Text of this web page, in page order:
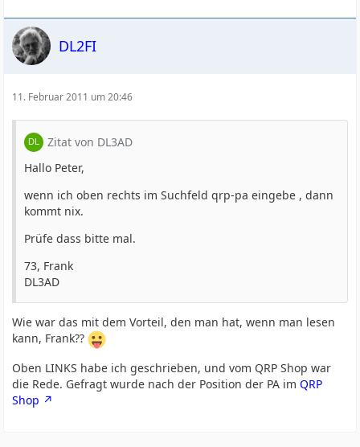
DL2FI
11. Februar 2011 um 20:46
Zitat von DL3AD
Hallo Peter,
wenn ich oben rechts im Suchfeld qrp-pa eingebe , dann
kommt nix.
Prüfe dass bitte mal.
73, Frank
DL3AD
Wie war das mit dem Vorteil, den man hat, wenn man lesen
kann, Frank??
Oben LINKS habe ich geschrieben, und vom QRP Shop war
die Rede. Gefragt wurde nach der Position der PA imQRP
Shop